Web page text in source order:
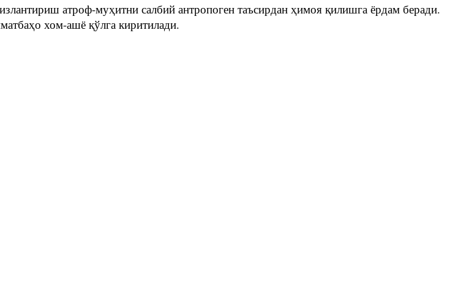
атроф-муҳитни салбий антропоген таъсирдан ҳимоя қилишга ёрдам беради.
хом-ашё қўлга киритилади.